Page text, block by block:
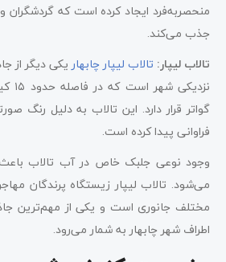
منحصر‌به‌فرد ایجاد کرده است که گردشگران
جذب می‌کند.
تالاب لیپار: تالاب لیپار چابهاریکی دیگر از
گواتر قرار دارد. این تالاب به دلیل
فراوانی پیدا کرده است.
وجود نوعی جلبک خاص در آب تالاب
می‌شود. تالاب لیپار زیستگاه پرندگان
مختلف جانوری است و یکی از مهم‌ترین
اطراف شهر چابهار به شمار می‌رود.